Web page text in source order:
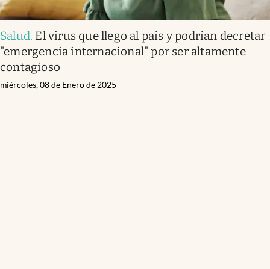
Salud. El virus que llego al país y podrían decretar
"emergencia internacional" por ser altamente
contagioso
miércoles, 08 de Enero de 2025